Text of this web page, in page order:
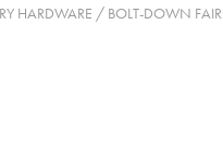
HARDWARE / BOLT-DOWN